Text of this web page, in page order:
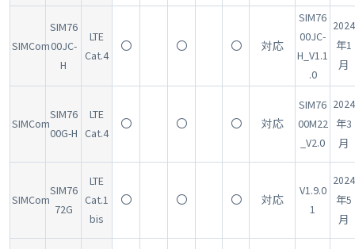
SIMCom
SIM76
00JC-
H
LTE
Cat.4
〇 〇 〇 対応
SIM76
00JC-
H_V1.1
.0
2024
年1
月
SIMCom
SIM76
00G-H
LTE
Cat.4
〇 〇 〇 対応
SIM76
00M22
_V2.0
2024
年3
月
SIMCom
SIM76
72G
LTE
Cat.1
bis
〇 〇 〇 対応
V1.9.0
1
2024
年5
月